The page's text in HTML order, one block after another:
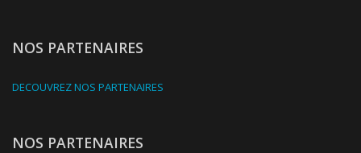
NOS PARTENAIRES
DECOUVREZ NOS PARTENAIRES
NOS PARTENAIRES